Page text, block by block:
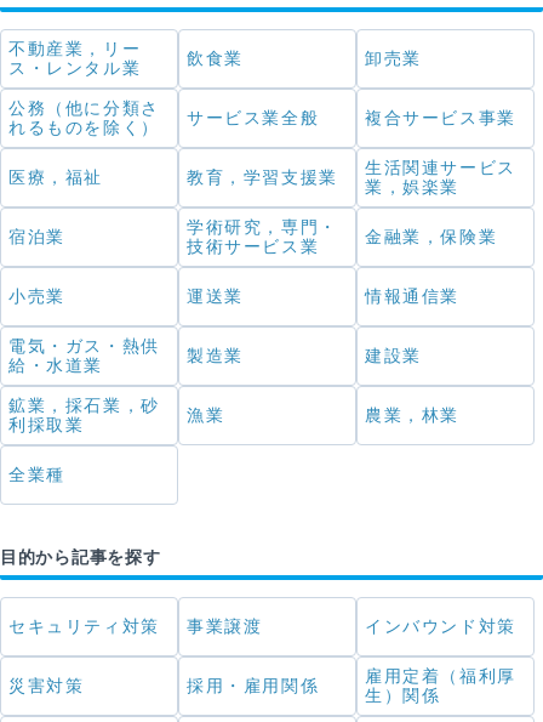
不動産業，リー
ス・レンタル業
飲食業 卸売業
公務（他に分類さ
れるものを除く）
サービス業全般 複合サービス事業
医療，福祉 教育，学習支援業
生活関連サービス
業，娯楽業
宿泊業
学術研究，専門・
技術サービス業
金融業，保険業
小売業 運送業 情報通信業
電気・ガス・熱供
給・水道業
製造業 建設業
鉱業，採石業，砂
利採取業
漁業 農業，林業
全業種
目的から記事を探す
セキュリティ対策 事業譲渡 インバウンド対策
災害対策 採用・雇用関係
雇用定着（福利厚
生）関係